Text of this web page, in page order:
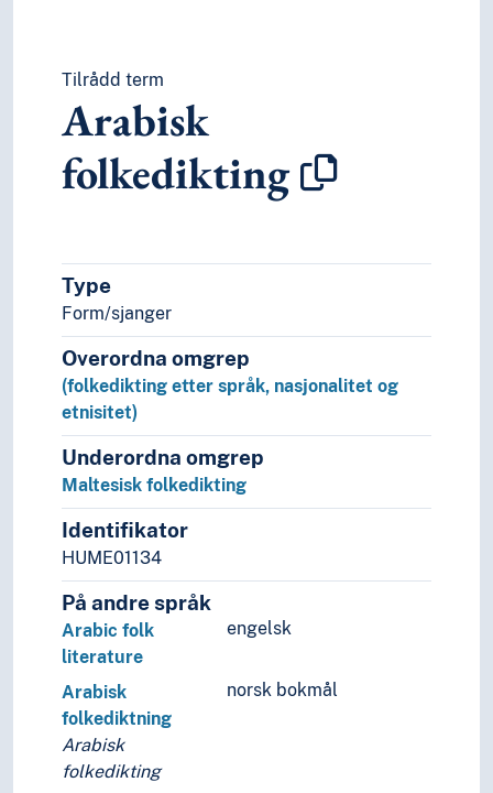
Egyptisk folkedikting
Estisk folkedikting
Finsk folkedikting
Finsk-ugrisk folkedikting
Færøysk folkedikting
Galicisk folkedikting
Georgisk folkedikting
Gondi folkedikting
Gresk folkedikting
Grønlandsk folkedikting
Gujarati folkedikting
Gurage folkedikting
Gælisk folkedikting
Hebraisk folkedikting
Igbo folkedikting
Indisk folkedikting
Ingusjisk folkedikting
Inuit folkedikting
Islandsk folkedikting
Jakutisk folkedikting
Japansk folkedikting
Jødisk folkedikting
Tilrådd term
Arabisk
folkedikting
Type
Form/sjanger
Overordna omgrep
(folkedikting etter språk, nasjonalitet og
etnisitet)
Underordna omgrep
Maltesisk folkedikting
Identifikator
HUME01134
På andre språk
engelsk
Arabic folk
literature
norsk bokmål
Arabisk
folkediktning
Arabisk
folkedikting